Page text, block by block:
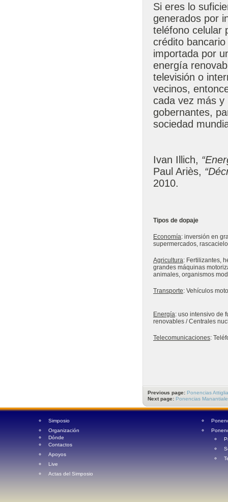
Si eres lo
generados por
teléfono celular
crédito
importada por
energía
televisión o
vecinos,
cada vez más y
gobernantes,
sociedad
Ivan Illich,
Paul Ariès,
2010.
Tipos de dopaje
Economía: inversión en
supermercados,
Agricultura: Fertilizantes,
grandes máquinas
animales, organismos
Transporte: Vehículos
Energía: uso intensivo de
renovables / Centrales
Telecomunicaciones:
Previous page: Ponencias
Next page: Ponencias
Simposio
Organización
Dónde
Contactos
Apoyos
Live
Actas del Simposio